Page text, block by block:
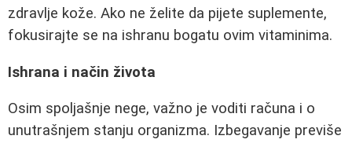
zdravlje kože. Ako ne želite da pijete suplemente,
fokusirajte se na ishranu bogatu ovim vitaminima.
Ishrana i način života
Osim spoljašnje nege, važno je voditi računa i o
unutrašnjem stanju organizma. Izbegavanje previše